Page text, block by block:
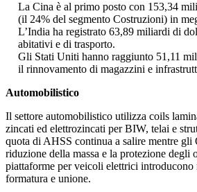
La Cina è al primo posto con 153,34
(il 24% del segmento Costruzioni) in
L’India ha registrato 63,89 miliardi di
abitativi e di trasporto.
Gli Stati Uniti hanno raggiunto 51,11
il rinnovamento di magazzini e
Automobilistico
Il settore automobilistico utilizza coils
zincati ed elettrozincati per BIW, telai e
quota di AHSS continua a salire mentre
riduzione della massa e la protezione degli
piattaforme per veicoli elettrici
formatura e unione.